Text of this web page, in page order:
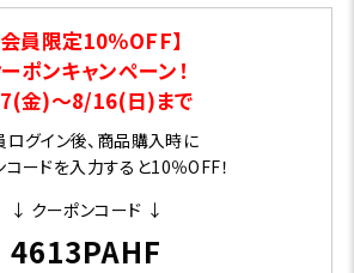
会員限定10％OFF】
ポンキャンペーン！
金)～8/16(日)まで
ログイン後、商品購入時に
コードを入力すると10％OFF！
↓ クーポンコード ↓
4613PAHF